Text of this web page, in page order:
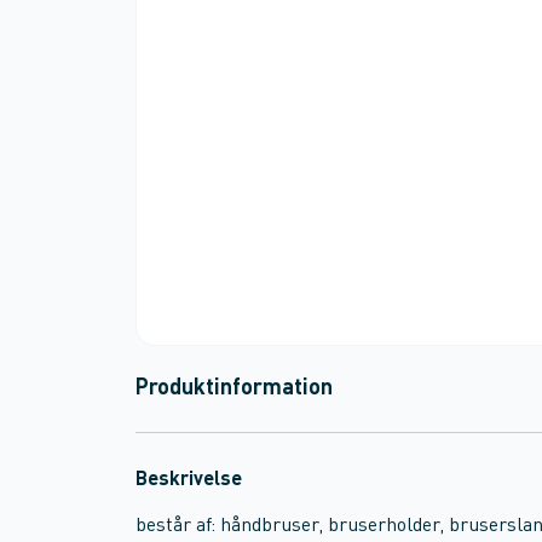
Produktinformation
Beskrivelse
består af: håndbruser, bruserholder,